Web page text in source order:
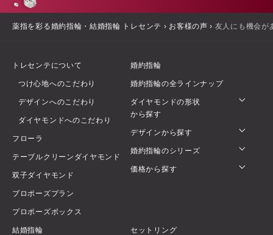
薬指を彩る婚約指輪・結婚指輪 トレセンテ › お客様の声 › 友人にも機会が
トレセンテについて
つけ心地へのこだわり
デザインへのこだわり
ダイヤモンドへのこだわり
フローラ
テーブルクリーンダイヤモンド
双子ダイヤモンド
プロポーズプラン
プロポーズボックス
婚約指輪
婚約指輪の全ラインナップ
ダイヤモンドの形状
から探す
デザインから探す
婚約指輪のシリーズ
価格から探す
結婚指輪 セットリング